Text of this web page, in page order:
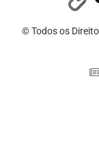
© Todos os